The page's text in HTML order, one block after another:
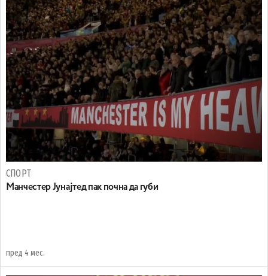
СПОРТ
Mанчестер Јунајтед пак почна да губи
пред 4 мес.